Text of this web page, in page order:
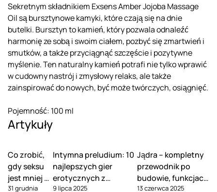
Sekretnym składnikiem Exsens Amber Jojoba Massage
Oil są bursztynowe kamyki, które czają się na dnie
butelki. Bursztyn to kamień, który pozwala odnaleźć
harmonię ze sobą i swoim ciałem, pozbyć się zmartwień i
smutków, a także przyciągnąć szczęście i pozytywne
myślenie. Ten naturalny kamień potrafi nie tylko wprawić
w cudowny nastrój i zmysłowy relaks, ale także
zainspirować do nowych, być może twórczych, osiągnięć.
Pojemność: 100 ml
Artykuły
Co zrobić,
gdy seksu
jest mniej w
związku
31 grudnia
Intymna preludium: 10
najlepszych gier
erotycznych z
Kamasutry dla dwojga
9 lipca 2025
Jądra – kompletny
przewodnik po
budowie, funkcjach
i pielęgnacji
13 czerwca 2025